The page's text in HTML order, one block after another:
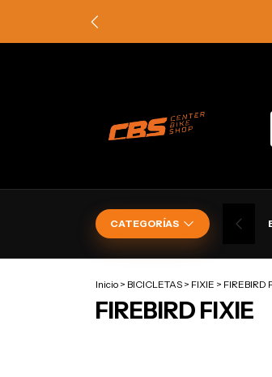
CATEGORÍAS
Inicio > BICICLETAS > FIXIE > FIREBIRD
FIREBIRD FIXIE